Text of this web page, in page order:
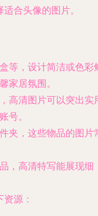
合头像的图片。
等，设计简洁或色彩
家居氛围。
高清图片可以突出实
号。
夹，这些物品的图片
，高清特写能展现细
源：